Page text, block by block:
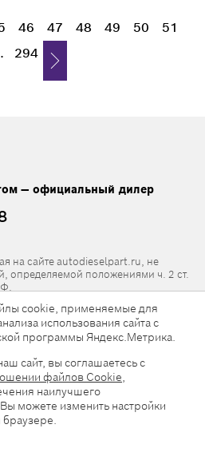
46 47 48 49 50
51
294
— официальный дилер
на сайте autodieselpart.ru, не
определяемой положениями ч. 2 ст.
Все права защищены.
cookie, применяемые для
использования сайта с
программы Яндекс.Метрика.
сайт, вы соглашаетесь с
файлов Cookie,
наилучшего
можете изменить настройки